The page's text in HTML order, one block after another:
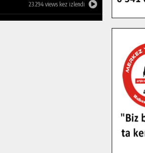
23.294 views kez izlendi